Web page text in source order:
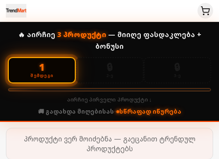
🔥 აირჩიე 3პროდუქტი— მიიღე ფასდაკლება +
ბონუსი
1
ᲨᲔᲛᲓᲔᲒᲘ
აირჩიე პირველი პროდუქტი ↓
🚚 გადახდა მიღებისას• სწრაფად იწურება
პროდუქტი ვერ მოიძებნა — გაეცანით ტრენდულ
პროდუქტებს